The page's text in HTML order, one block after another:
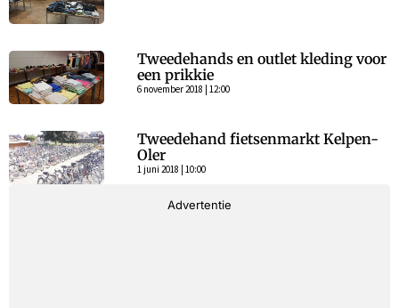
Tweedehands en outlet kleding voor
een prikkie
6 november 2018 | 12:00
Tweedehand fietsenmarkt Kelpen-
Oler
1 juni 2018 | 10:00
Advertentie